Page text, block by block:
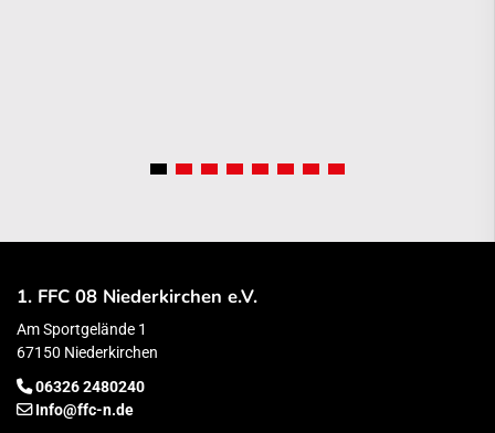
1. FFC 08 Niederkirchen e.V.
Am Sportgelände 1
67150 Niederkirchen
06326 2480240
Info@ffc-n.de